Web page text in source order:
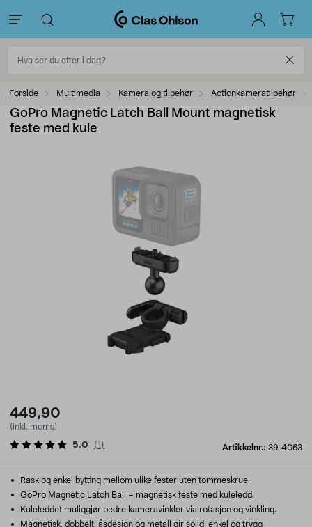
Forside Multimedia Kamera og tilbehør Actionkameratilbehør
GoPro Magnetic Latch Ball Mount magnetisk
feste med kule
449,90
(inkl. moms)
Artikkelnr.: 39-4063
5.0 (1 )
Rask og enkel bytting mellom ulike fester uten tommeskrue.
GoPro Magnetic Latch Ball – magnetisk feste med kuleledd.
Kuleleddet muliggjør bedre kameravinkler via rotasjon og vinkling.
Magnetisk, dobbelt låsdesign og metall gir solid, enkel og trygg